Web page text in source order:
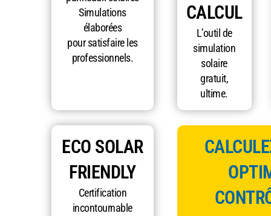
Simulations
élaborées
pour satisfaire les
professionnels.
CALCUL
L’outil de
simulation
solaire
gratuit,
ultime.
ECO SOLAR
FRIENDLY
Certification
incontournable